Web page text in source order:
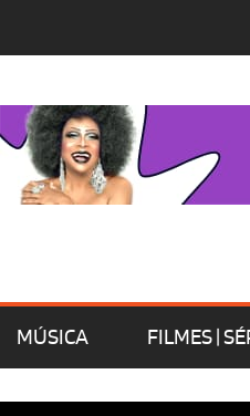
MÚSICA FILMES |